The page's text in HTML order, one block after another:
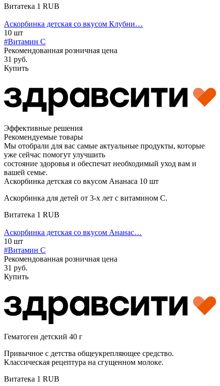
Витатека 1 RUB
Аскорбинка детская со вкусом Клубни…
10 шт
#Витамин C
Рекомендованная розничная цена
31 руб.
Купить
Эффективные решения
Рекомендуемые товары
Мы отобрали для вас самые актуальные продукты, которые
уже сейчас помогут улучшить
состояние здоровья и обеспечат необходимый уход вам и
вашей семье.
Аскорбинка детская со вкусом Ананаса 10 шт
Аскорбинка для детей от 3-х лет с витамином С.
Витатека 1 RUB
Аскорбинка детская со вкусом Ананас…
10 шт
#Витамин C
Рекомендованная розничная цена
31 руб.
Купить
Гематоген детский 40 г
Привычное с детства общеукрепляющее средство.
Классическая рецептура на сгущенном молоке.
Витатека 1 RUB